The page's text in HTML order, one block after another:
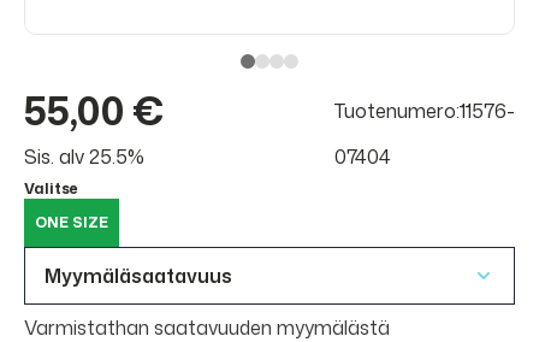
55,00 €
Sis. alv 25.5%
Tuotenumero:11576-
07404
Valitse
ONE SIZE
Myymäläsaatavuus
Varmistathan saatavuuden myymälästä